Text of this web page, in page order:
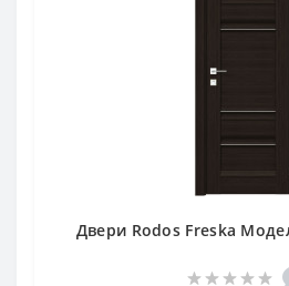
Двери Rodos Freska